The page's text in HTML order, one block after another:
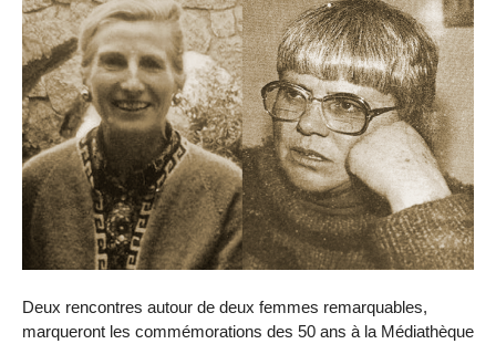
Deux rencontres autour de deux femmes remarquables,
marqueront les commémorations des 50 ans à la Médiathèque